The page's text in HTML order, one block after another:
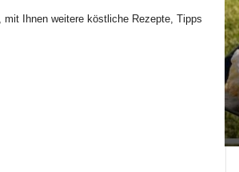
Ihnen weitere köstliche Rezepte, Tipps